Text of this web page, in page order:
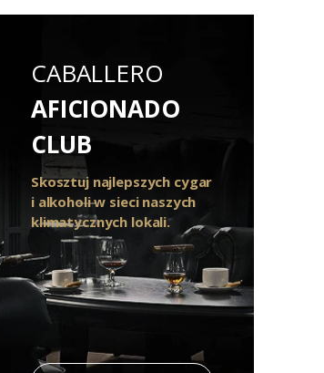
CABALLERO
AFICIONADO
CLUB
Skosztuj najlepszych cygar
i alkoholi w sieci naszych
klimatycznych lokali.